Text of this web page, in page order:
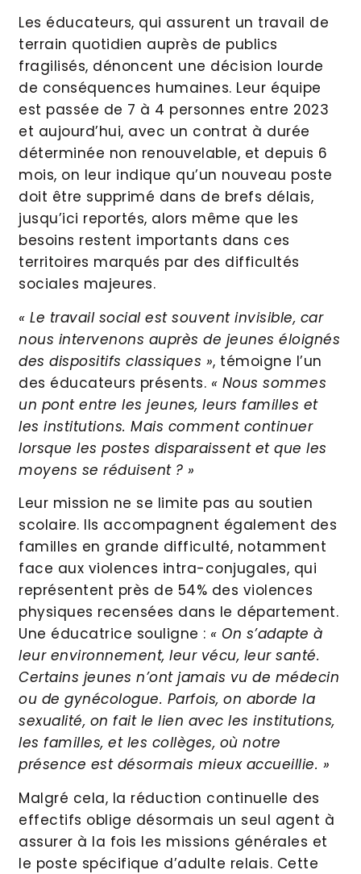
Les éducateurs, qui assurent un travail de
terrain quotidien auprès de publics
fragilisés, dénoncent une décision lourde
de conséquences humaines. Leur équipe
est passée de 7 à 4 personnes entre 2023
et aujourd’hui, avec un contrat à durée
déterminée non renouvelable, et depuis 6
mois, on leur indique qu’un nouveau poste
doit être supprimé dans de brefs délais,
jusqu’ici reportés, alors même que les
besoins restent importants dans ces
territoires marqués par des difficultés
sociales majeures.
« Le travail social est souvent invisible, car
nous intervenons auprès de jeunes éloignés
des dispositifs classiques », témoigne l’un
des éducateurs présents. « Nous sommes
un pont entre les jeunes, leurs familles et
les institutions. Mais comment continuer
lorsque les postes disparaissent et que les
moyens se réduisent ? »
Leur mission ne se limite pas au soutien
scolaire. Ils accompagnent également des
familles en grande difficulté, notamment
face aux violences intra-conjugales, qui
représentent près de 54% des violences
physiques recensées dans le département.
Une éducatrice souligne : « On s’adapte à
leur environnement, leur vécu, leur santé.
Certains jeunes n’ont jamais vu de médecin
ou de gynécologue. Parfois, on aborde la
sexualité, on fait le lien avec les institutions,
les familles, et les collèges, où notre
présence est désormais mieux accueillie. »
Malgré cela, la réduction continuelle des
effectifs oblige désormais un seul agent à
assurer à la fois les missions générales et
le poste spécifique d’adulte relais. Cette